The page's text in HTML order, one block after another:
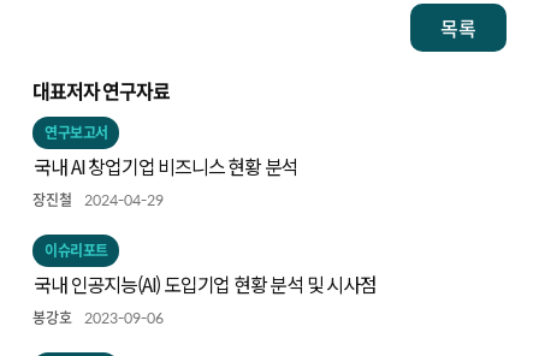
목록
대표저자 연구자료
연구보고서
국내 AI 창업기업 비즈니스 현황 분석
장진철 2024-04-29
이슈리포트
국내 인공지능(AI) 도입기업 현황 분석 및 시사점
봉강호 2023-09-06